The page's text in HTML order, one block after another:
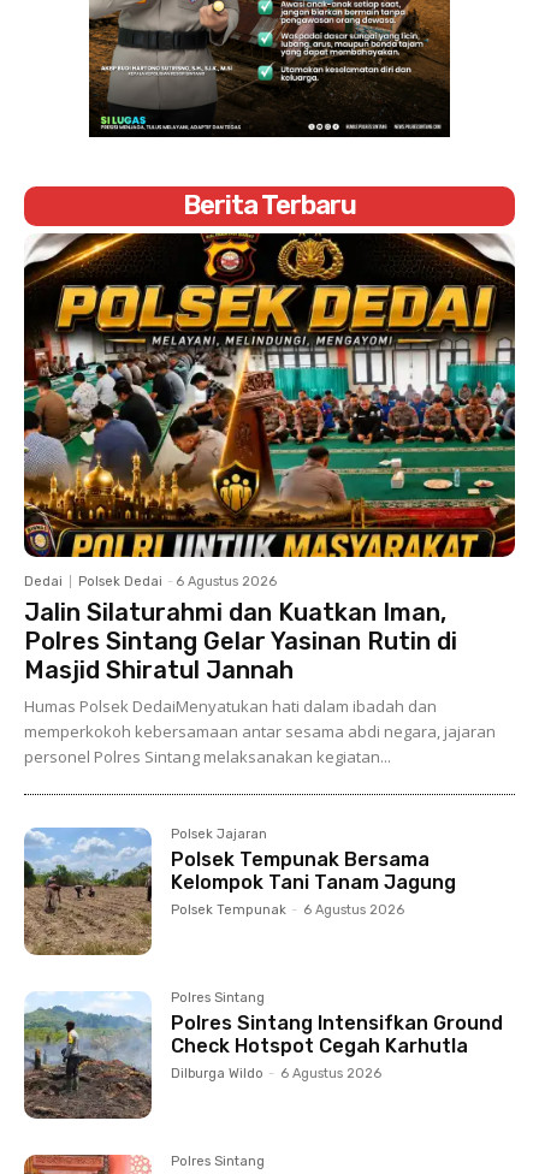
Berita Terbaru
Dedai Polsek Dedai - 6 Agustus 2026
Jalin Silaturahmi dan Kuatkan Iman,
Polres Sintang Gelar Yasinan Rutin di
Masjid Shiratul Jannah
Humas Polsek DedaiMenyatukan hati dalam ibadah dan
memperkokoh kebersamaan antar sesama abdi negara, jajaran
personel Polres Sintang melaksanakan kegiatan...
Polsek Jajaran
Polsek Tempunak Bersama
Kelompok Tani Tanam Jagung
Polsek Tempunak - 6 Agustus 2026
Polres Sintang
Polres Sintang Intensifkan Ground
Check Hotspot Cegah Karhutla
Dilburga Wildo - 6 Agustus 2026
Polres Sintang